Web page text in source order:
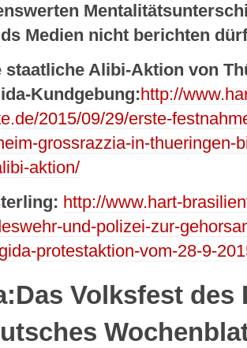
Medien nicht berichten
staatliche Alibi-Aktion von
Kundgebung:http://
2015/09/29/erste-
grossrazzia-in-thueringen-
aktion/
http://www.hart-
und-polizei-zur-
protestaktion-vom-28-9-
:Das Volksfest des